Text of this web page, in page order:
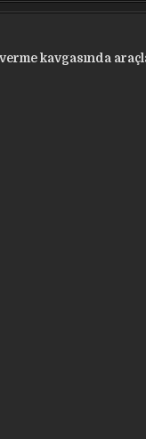
kavgasında